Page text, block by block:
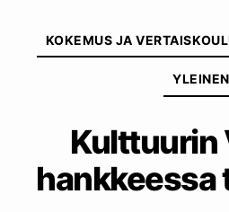
KOKEMUS JA
YLEINEN
Kulttuurin
hankkeessa